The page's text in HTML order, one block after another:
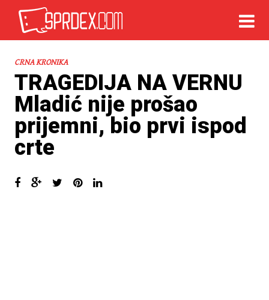
CRNA KRONIKA
TRAGEDIJA NA VERNU
Mladić nije prošao
prijemni, bio prvi ispod
crte